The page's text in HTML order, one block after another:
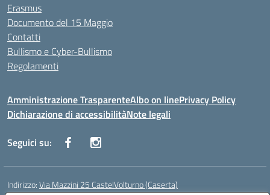
Erasmus
Documento del 15 Maggio
Contatti
Bullismo e Cyber-Bullismo
Regolamenti
Amministrazione TrasparenteAlbo on linePrivacy Policy
Dichiarazione di accessibilitàNote legali
Seguici su:
Indirizzo:Via Mazzini 25 CastelVolturno (Caserta)